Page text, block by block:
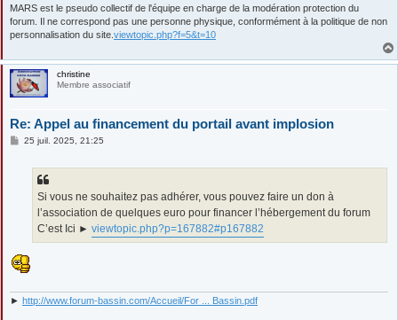
MARS est le pseudo collectif de l'équipe en charge de la modération protection du
forum. Il ne correspond pas une personne physique, conformément à la politique de non
personnalisation du site. viewtopic.php?f=5&t=10
christine
Membre associatif
Re: Appel au financement du portail avant implosion
M25 juil. 2025, 21:25
Si vous ne souhaitez pas adhérer, vous pouvez faire un don à
l’association de quelques euro pour financer l’hébergement du forum
C’est Ici ► viewtopic.php?p=167882#p167882
► http://www.forum-bassin.com/Accueil/For ... Bassin.pdf